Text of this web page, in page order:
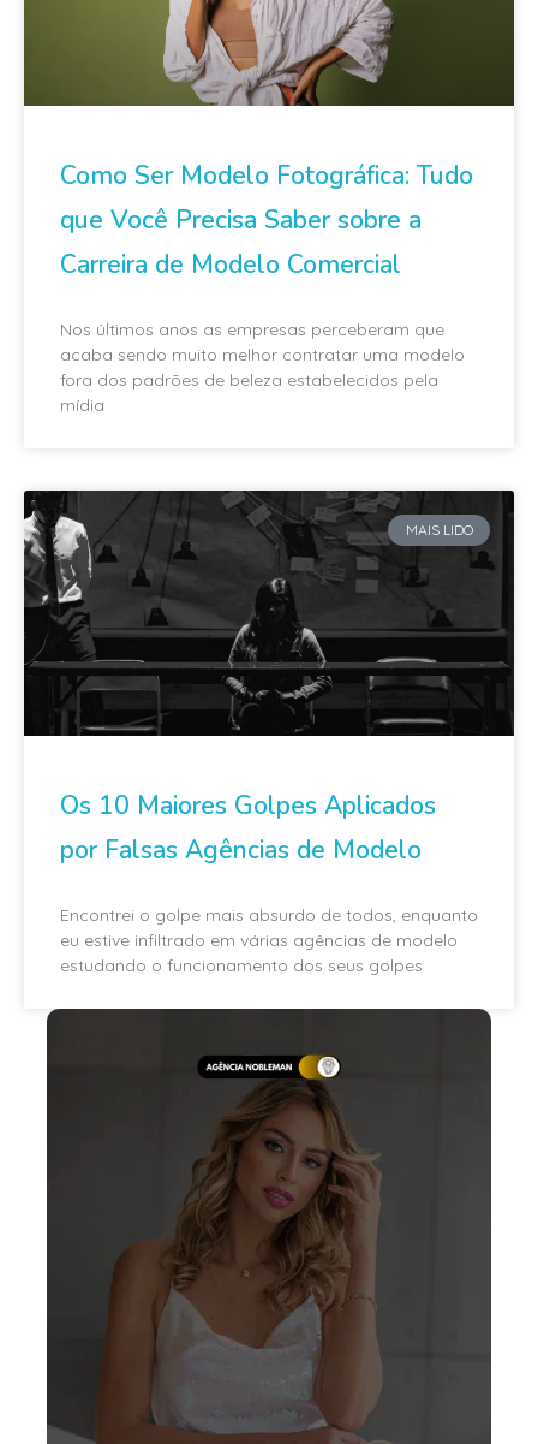
Como Ser Modelo Fotográfica: Tudo
que Você Precisa Saber sobre a
Carreira de Modelo Comercial
Nos últimos anos as empresas perceberam que
acaba sendo muito melhor contratar uma modelo
fora dos padrões de beleza estabelecidos pela
mídia
MAIS LIDO
Os 10 Maiores Golpes Aplicados
por Falsas Agências de Modelo
Encontrei o golpe mais absurdo de todos, enquanto
eu estive infiltrado em várias agências de modelo
estudando o funcionamento dos seus golpes